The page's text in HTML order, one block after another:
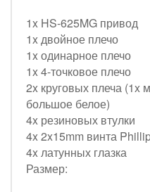
1x HS-625MG привод
1x двойное плечо
1x одинарное плечо
1x 4-точковое плечо
2x круговых плеча (1x
большое белое)
4x резиновых втулки
4x 2x15mm винта
4x латунных глазка
Размер: